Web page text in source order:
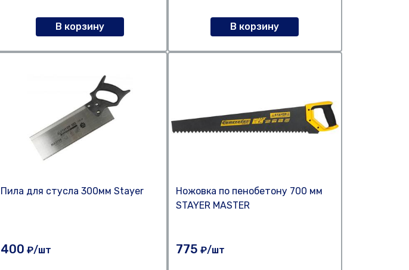
В корзину В корзину
Пила для стусла 300мм Stayer
400 ₽/шт
Ножовка по пенобетону 700 мм
STAYER MASTER
775 ₽/шт